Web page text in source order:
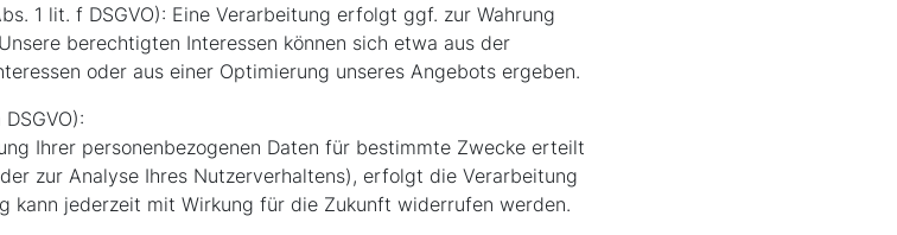
1 lit. f DSGVO): Eine Verarbeitung erfolgt ggf. zur Wahrung
berechtigten Interessen können sich etwa aus der
oder aus einer Optimierung unseres Angebots ergeben.
Ihrer personenbezogenen Daten für bestimmte Zwecke erteilt
zur Analyse Ihres Nutzerverhaltens), erfolgt die Verarbeitung
kann jederzeit mit Wirkung für die Zukunft widerrufen werden.